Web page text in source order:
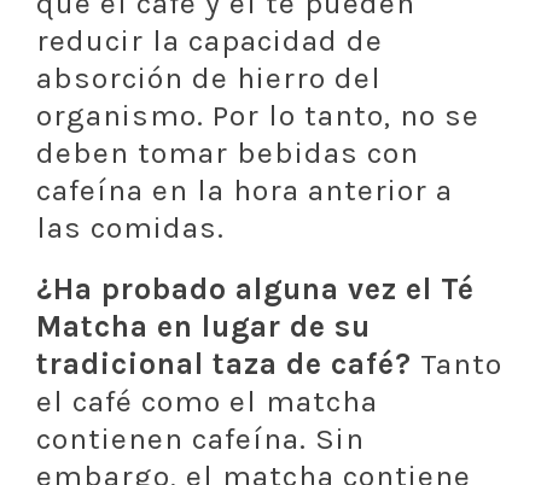
reducir la capacidad de
absorción de hierro del
organismo. Por lo tanto, no se
deben tomar bebidas con
cafeína en la hora anterior a
las comidas.
¿Ha probado alguna vez el Té
Matcha en lugar de su
tradicional taza de café? Tanto
el café como el matcha
contienen cafeína. Sin
embargo, el matcha contiene